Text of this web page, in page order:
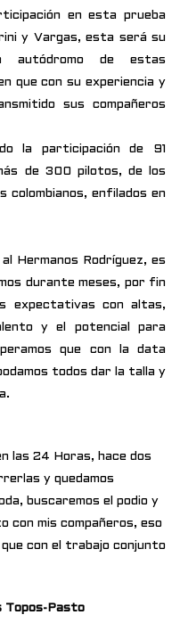
en esta prueba
y Vargas, esta será su
autódromo de estas
que con su experiencia y
sus compañeros
la participación de 91
de 300 pilotos, de los
colombianos, enfilados en
Hermanos Rodríguez, es
durante meses, por fin
expectativas con altas,
y el potencial para
que con la data
todos dar la talla y
las 24 Horas, hace dos
y quedamos
buscaremos el podio y
con mis compañeros, eso
con el trabajo conjunto
Topos-Pasto